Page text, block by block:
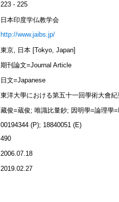
223 - 225
日本印度学仏教学会
http://www.jaibs.jp/
東京, 日本 [Tokyo, Japan]
期刊論文=Journal Article
日文=Japanese
東洋大學における第五十一回學術大會
藏俊=蔵俊; 唯識比量鈔; 因明學=論理學
00194344 (P); 18840051 (E)
490
2006.07.18
2019.02.27